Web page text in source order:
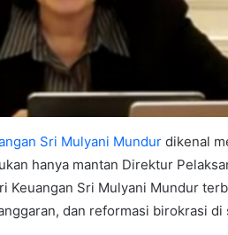
Sri Mulyani Mundur dikenal
hanya mantan Direktur
Keuangan Sri Mulyani Mundur
dan reformasi birokrasi di